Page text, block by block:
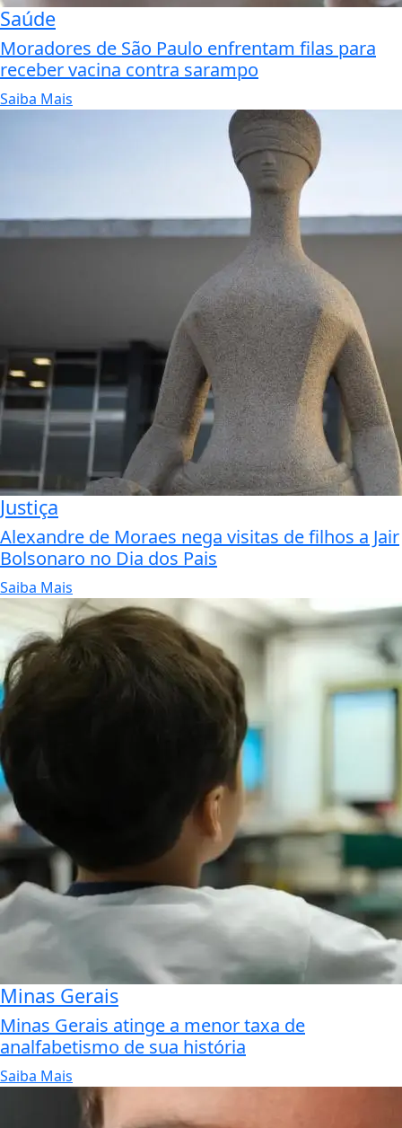
Saúde
Moradores de São Paulo enfrentam filas para
receber vacina contra sarampo
Saiba Mais
Justiça
Alexandre de Moraes nega visitas de filhos a Jair
Bolsonaro no Dia dos Pais
Saiba Mais
Minas Gerais
Minas Gerais atinge a menor taxa de
analfabetismo de sua história
Saiba Mais